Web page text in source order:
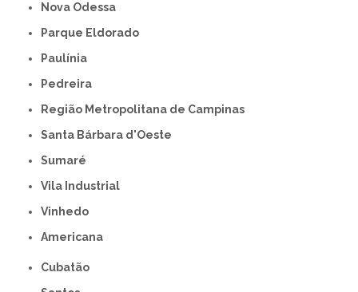
Nova Odessa
Parque Eldorado
Paulínia
Pedreira
Região Metropolitana de Campinas
Santa Bárbara d'Oeste
Sumaré
Vila Industrial
Vinhedo
americana
Cubatão